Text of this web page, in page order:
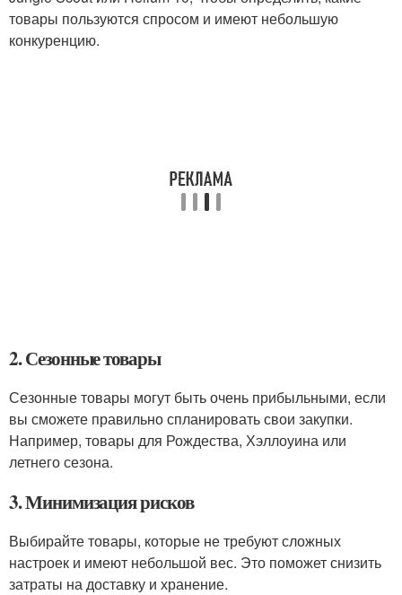
товары пользуются спросом и имеют небольшую
конкуренцию.
2. Сезонные товары
Сезонные товары могут быть очень прибыльными, если
вы сможете правильно спланировать свои закупки.
Например, товары для Рождества, Хэллоуина или
летнего сезона.
3. Минимизация рисков
Выбирайте товары, которые не требуют сложных
настроек и имеют небольшой вес. Это поможет снизить
затраты на доставку и хранение.